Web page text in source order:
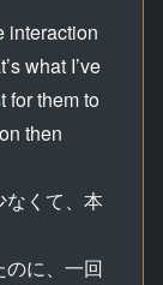
interaction
what I’ve
for them to
then
くて、本
のに、一回